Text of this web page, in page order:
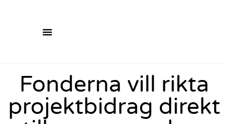
Fonderna vill rikta
projektbidrag direkt